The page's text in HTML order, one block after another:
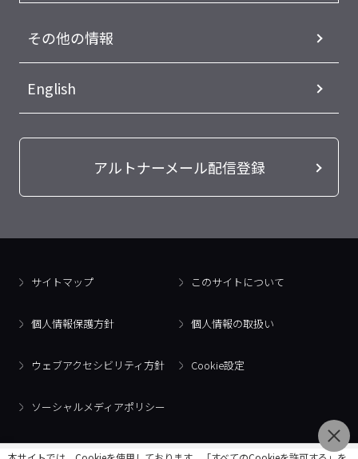
その他の情報
English
アルトナーメール配信登録
サイトマップ このサイトについて
個人情報保護方針 個人情報の取扱い
ウェブアクセシビリティ方針 Cookie設定
ソーシャルメディアポリシー